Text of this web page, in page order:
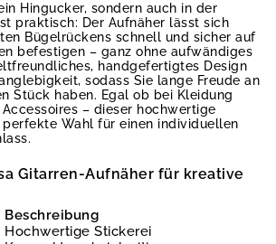
Hingucker, sondern auch in der
praktisch: Der Aufnäher lässt sich
Bügelrückens schnell und sicher auf
befestigen – ganz ohne aufwändiges
handgefertigtes Design
sodass Sie lange Freude an
Stück haben. Egal ob bei Kleidung
– dieser hochwertige
Wahl für einen individuellen
Gitarren-Aufnäher für kreative
Beschreibung
Hochwertige Stickerei